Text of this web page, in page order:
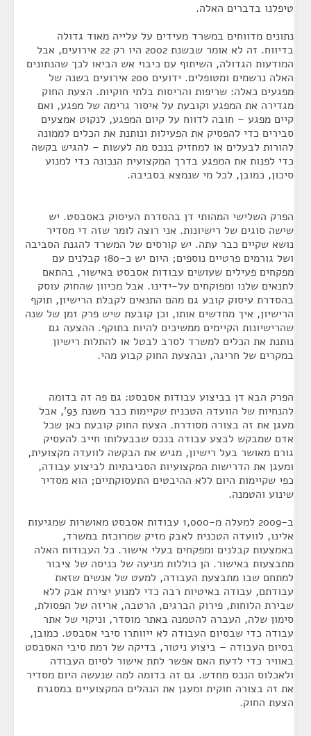
טיפלנו בדברים האלה.
נתונים מדווחים במשרד מעידים על עלייה מאוד גדולה
בדיווח. זה לא אומר שבשנת 2002 היו רק 22 אירועים, אבל
המודעות הגדולה, השיתוף עם כיבוי אש הביאו לכך שהנתונים
האלה נרשמים ומטופלים. ידועים 200 אירועים בשנה של
מפגעים כאלה: שריפות והריסות בלתי חוקיות. הצעת החוק
מגדירה את המפגע וקובעת על איסור גרימה של מפגע, ואם
קיים מפגע – חובה לדווח על קיום המפגע, לנקוט אמצעים
סבירים כדי להפסיק את הפעילות ונותנת את הכלים לממונה
להורות לבעלים או למחזיק בנכס מה לעשות – להגיש בקשה
כדי לפנות את המפגע בדרך המקצועית הנכונה כדי למנוע
סיכון, כמובן, לכל מי שנמצא בסביבה.
הפרק השלישי המהותי דן בהסדרת העיסוק באסבסט. יש
שישה סוגים של רישיונות. אני רוצה לומר שזה די מסדיר
נושא שקיים כבר עתה. יש קורסים של המשרד להגנת הסביבה
ושל גורמים פרטיים נוספים; היום יש כ-180 קבלנים עם
מפקחים פעילים שעושים עבודות אסבסט באישור, בהתאם
לתנאים שלנו ומפוקחים על-ידינו. אבל מכיוון שהחוק עוסק
בהסדרת עיסוק קובע גם מהם התנאים לקבלת הרישיון, תוקף
הרישיון, איך מחדשים אותו, וכן קובעת שיש פרק זמן של שנה
שהרישיונות הקיימים ממשיכים להיות בתוקף. ההצעה גם
נותנת את הכלים למשרד לסרב לבטל או להתלות רישיון
במקרים של חריגה, ובהצעת החוק קבוע מהי.
הפרק הבא דן בביצוע עבודות אסבסט: גם פה זה בדומה
להנחיות של הוועדה הטכנית שקיימות כבר משנת 93', אבל
מעגן את זה בצורה מסודרת. הצעת החוק קובעת כאן שכל
אדם שמבקש לבצע עבודה בנכס שבבעלותו חייב להעסיק
גורם מאושר בעל רישיון, מגיש את הבקשה לוועדה מקצועית,
ומעגן את הדרישות המקצועיות הסביבתיות לביצוע עבודה,
כפי שקיימות היום ללא ההיבטים התעסוקתיים; הוא מסדיר
שינוע והטמנה.
ב-2009 למעלה מ-1,000 עבודות אסבסט מאושרות שמגיעות
אלינו, לוועדה הטכנית לאבק מזיק שמרוכזת במשרד,
באמצעות קבלנים ומפקחים בעלי אישור. כל העבודות האלה
מתבצעות באישור. הן כוללות מניעה של כניסה של ציבור
למתחם שבו מתבצעת העבודה, למעט של אנשים שזאת
עבודתם, עבודה באיטיות רבה כדי למנוע יצירת אבק ללא
שבירת הלוחות, פירוק הברגים, הרטבה, אריזה של הפסולת,
סימון שלה, העברה להטמנה באתר מוסדר, וניקוי של אתר
עבודה כדי שבסיום העבודה לא ייוותרו סיבי אסבסט. כמובן,
בסיום העבודה – ביצוע ניטור, בדיקה של רמת סיבי האסבסט
באוויר כדי לדעת האם אפשר לתת אישור לסיום העבודה
ולאכלוס הנכס מחדש. גם זה בדומה למה שנעשה היום מסדיר
את זה בצורה חוקית ומעגן את הנהלים המקצועיים במסגרת
הצעת החוק.